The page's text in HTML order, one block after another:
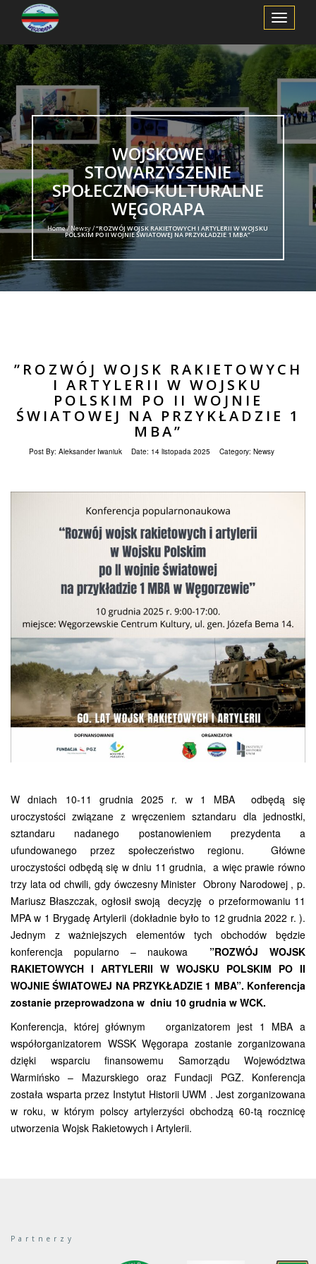
Toggle
Navigation
WOJSKOWE
STOWARZYSZENIE
SPOŁECZNO-KULTURALNE
WĘGORAPA
Home / Newsy/”ROZWÓJ WOJSK RAKIETOWYCH I ARTYLERII W WOJSKU
POLSKIM PO II WOJNIE ŚWIATOWEJ NA PRZYKŁADZIE 1 MBA”
”ROZWÓJ WOJSK RAKIETOWYCH
I ARTYLERII W WOJSKU
POLSKIM PO II WOJNIE
ŚWIATOWEJ NA PRZYKŁADZIE 1
MBA”
Post By: Aleksander Iwaniuk Date: 14 listopada 2025 Category: Newsy
W dniach 10-11 grudnia 2025 r. w 1 MBA odbędą się
uroczystości związane z wręczeniem sztandaru dla jednostki,
sztandaru nadanego postanowieniem prezydenta a
ufundowanego przez społeczeństwo regionu. Główne
uroczystości odbędą się w dniu 11 grudnia, a więc prawie równo
trzy lata od chwili, gdy ówczesny Minister Obrony Narodowej , p.
Mariusz Błaszczak, ogłosił swoją decyzję o przeformowaniu 11
MPA w 1 Brygadę Artylerii (dokładnie było to 12 grudnia 2022 r. ).
Jednym z ważniejszych elementów tych obchodów będzie
konferencja popularno – naukowa
”ROZWÓJ WOJSK
RAKIETOWYCH I ARTYLERII W WOJSKU POLSKIM PO II
WOJNIE ŚWIATOWEJ NA PRZYKŁADZIE 1 MBA”. Konferencja
zostanie przeprowadzona w dniu 10 grudnia w WCK.
Konferencja, której głównym organizatorem jest 1 MBA a
współorganizatorem WSSK Węgorapa zostanie zorganizowana
dzięki wsparciu finansowemu Samorządu Województwa
Warmińsko – Mazurskiego oraz Fundacji PGZ. Konferencja
została wsparta przez Instytut Historii UWM . Jest zorganizowana
w roku, w którym polscy artylerzyści obchodzą 60-tą rocznicę
utworzenia Wojsk Rakietowych i Artylerii.
Partnerzy